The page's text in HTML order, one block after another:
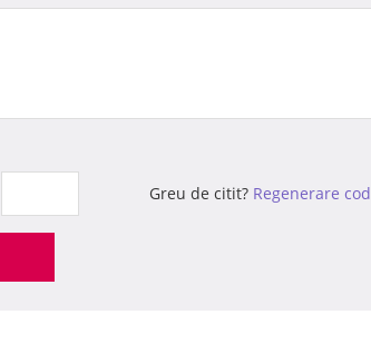
Greu de citit? Regenerare cod